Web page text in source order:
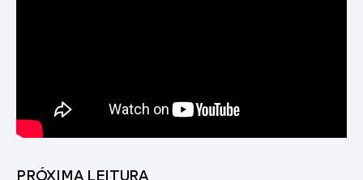
PRÓXIMA LEITURA